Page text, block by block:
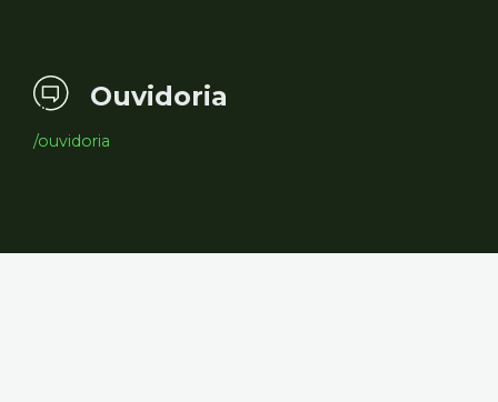
Ouvidoria
/ouvidoria